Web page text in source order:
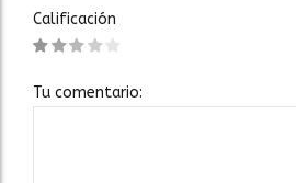
Calificación
Tu comentario: